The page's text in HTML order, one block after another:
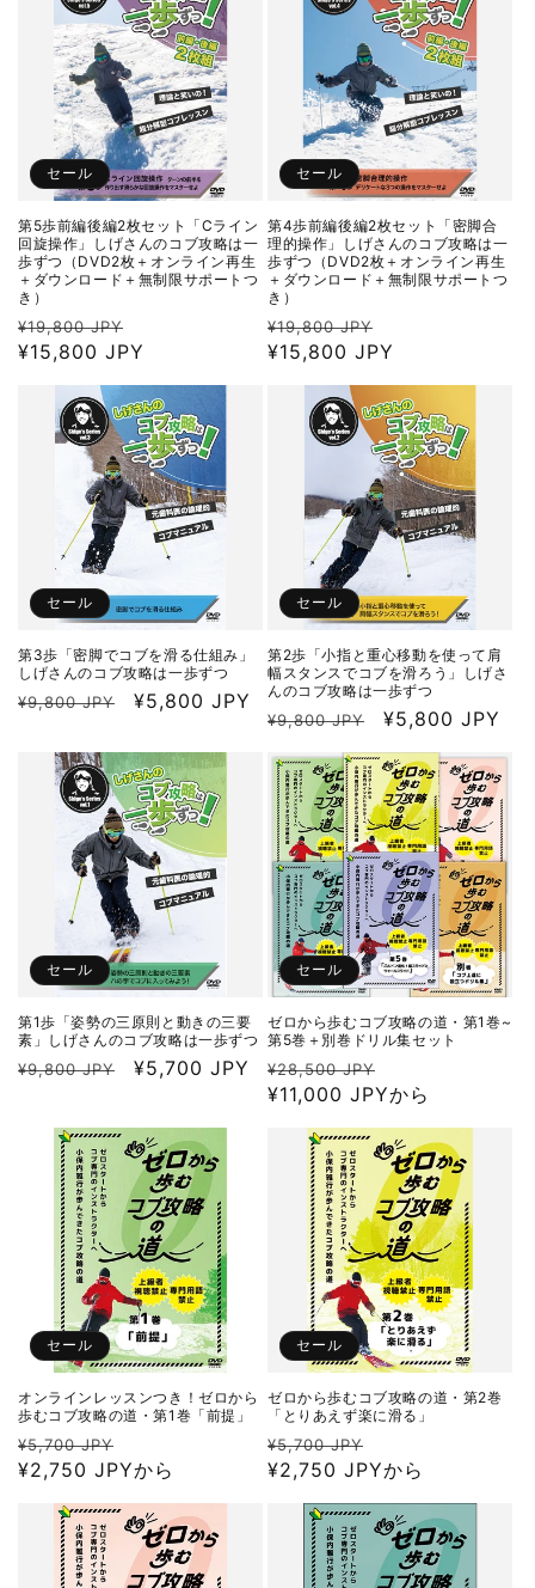
セール
第5歩前編後編2枚セット「Cライン
回旋操作」しげさんのコブ攻略は一
歩ずつ（DVD2枚＋オンライン再生
＋ダウンロード＋無制限サポートつ
き）
通
常
¥19,800 JPY
ー
価
格
¥15,800 JPY
セール
第4歩前編後編2枚セット「密脚合
理的操作」しげさんのコブ攻略は一
歩ずつ（DVD2枚＋オンライン再生
＋ダウンロード＋無制限サポートつ
き）
通
常
¥19,800 JPY
ー
価
格
¥15,800 JPY
セール
第3歩「密脚でコブを滑る仕組み」
しげさんのコブ攻略は一歩ずつ
通
¥9,800 JPY
セ
ル
価
格
¥5,800 JPY
セール
第2歩「小指と重心移動を使って肩
幅スタンスでコブを滑ろう」しげさ
んのコブ攻略は一歩ずつ
通
価
格
¥9,800 JPY
セ
ル
価
格
¥5,800 JPY
セール
第1歩「姿勢の三原則と動きの三要
素」しげさんのコブ攻略は一歩ずつ
通
¥9,800 JPY
セ
価
格
¥5,700 JPY
セール
ゼロから歩むコブ攻略の道・第1巻~
第5巻＋別巻ドリル集セット
通
常
¥28,500 JPY
ー
価
格
¥11,000 JPYから
セール
オンラインレッスンつき！ゼロから
歩むコブ攻略の道・第1巻「前提」
通
常
¥5,700 JPY
ー
価
格
¥2,750 JPYから
セール
ゼロから歩むコブ攻略の道・第2巻
「とりあえず楽に滑る」
通
常
¥5,700 JPY
ー
価
格
¥2,750 JPYから